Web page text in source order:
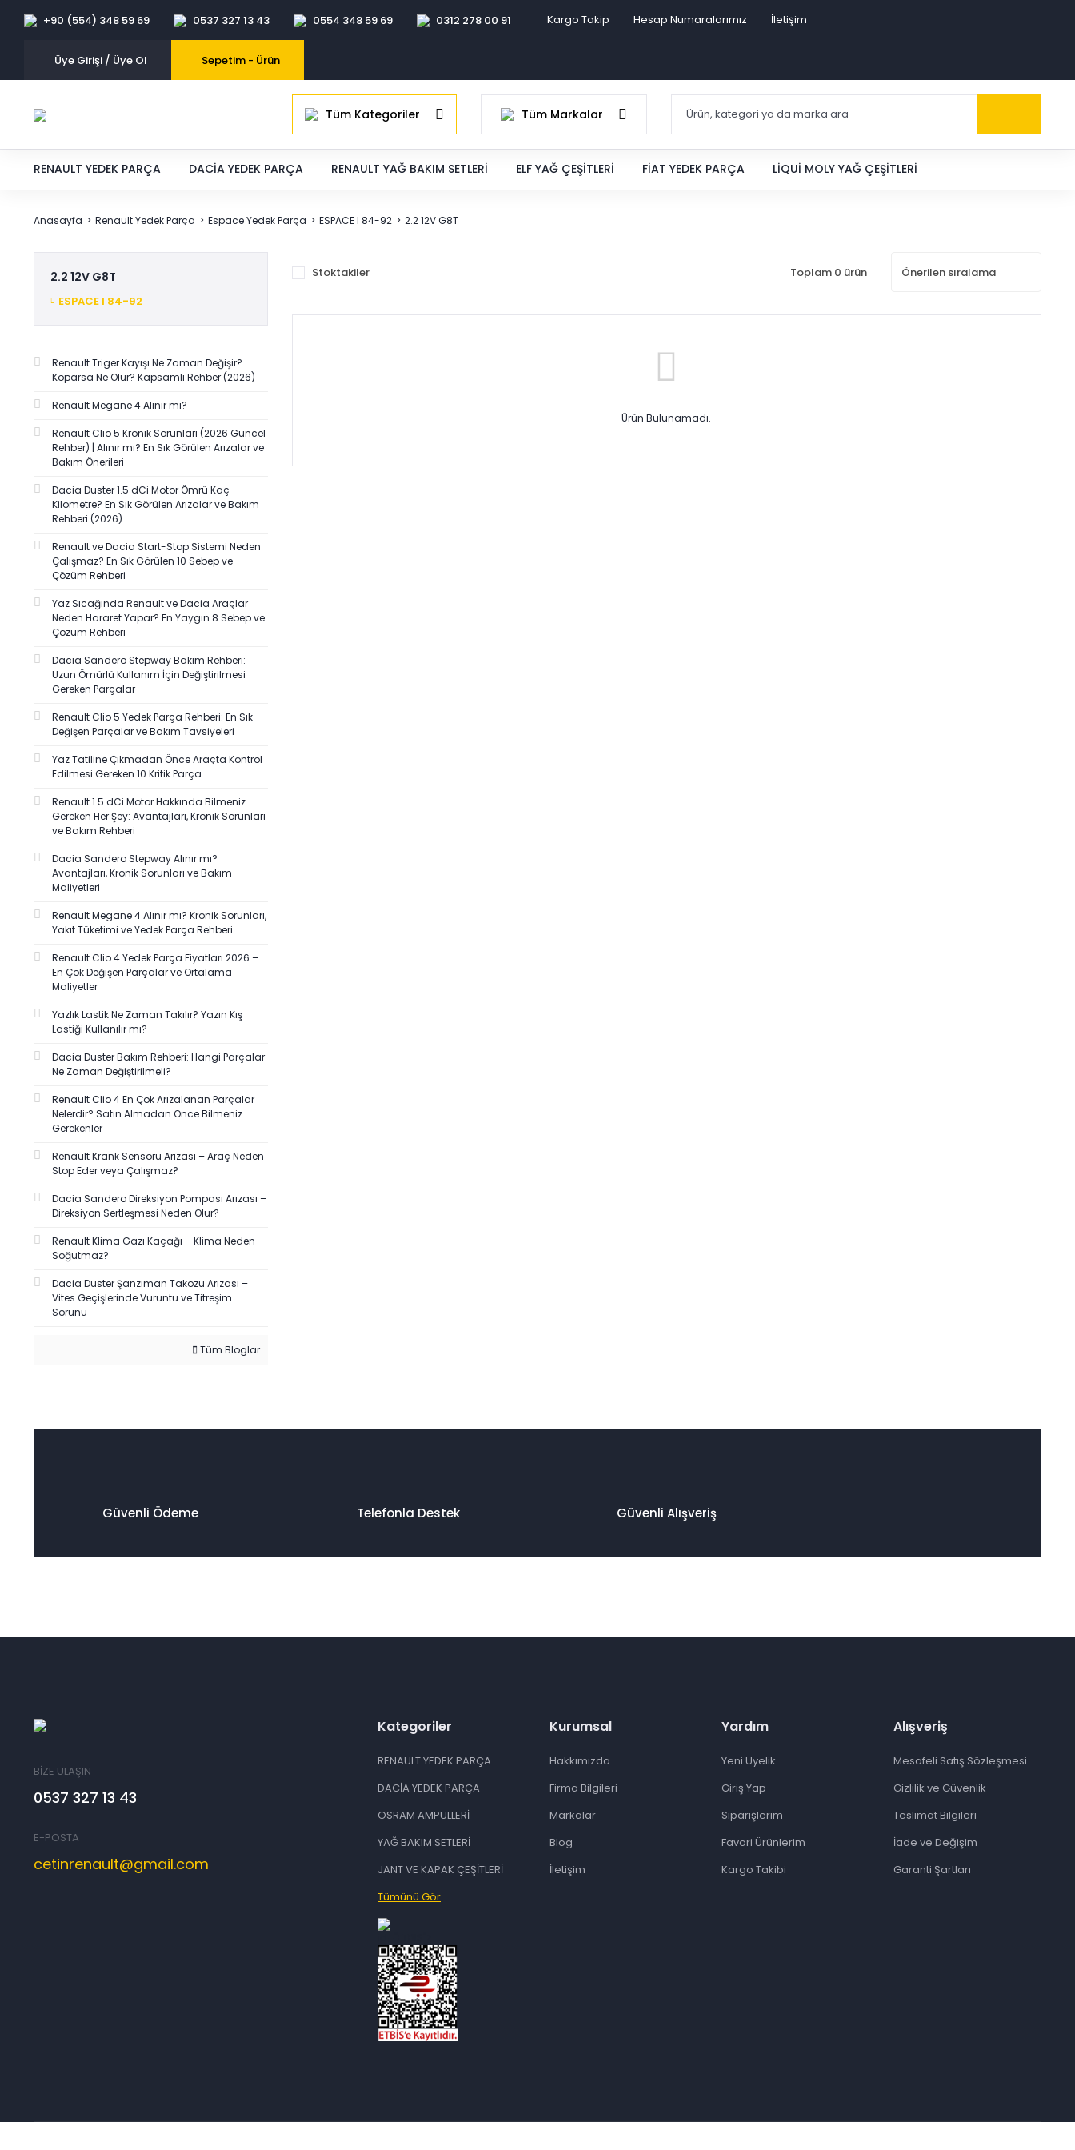
+90 (554) 348 59 69 0537 327 13 43 0554 348 59 69 0312 278 00 91 Kargo Takip Hesap Numaralarımız İletişim
Üye Girişi / Üye Ol Sepetim - Ürün
Tüm Kategoriler Tüm Markalar
RENAULT YEDEK PARÇA DACIA YEDEK PARÇA RENAULT YAĞ BAKIM SETLERI ELF YAĞ ÇEŞITLERI FIAT YEDEK PARÇA LIQUI MOLY YAĞ ÇEŞITLERI
Anasayfa Renault Yedek Parça Espace Yedek Parça ESPACE I 84-92 2.2 12V G8T
2.2 12V G8T
ESPACE I 84-92
Renault Triger Kayışı Ne Zaman Değişir?
Koparsa Ne Olur? Kapsamlı Rehber (2026)
Renault Megane 4 Alınır mı?
Renault Clio 5 Kronik Sorunları (2026 Güncel
Rehber) | Alınır mı? En Sık Görülen Arızalar ve
Bakım Önerileri
Dacia Duster 1.5 dCi Motor Ömrü Kaç
Kilometre? En Sık Görülen Arızalar ve Bakım
Rehberi (2026)
Renault ve Dacia Start-Stop Sistemi Neden
Çalışmaz? En Sık Görülen 10 Sebep ve
Çözüm Rehberi
Yaz Sıcağında Renault ve Dacia Araçlar
Neden Hararet Yapar? En Yaygın 8 Sebep ve
Çözüm Rehberi
Dacia Sandero Stepway Bakım Rehberi:
Uzun Ömürlü Kullanım İçin Değiştirilmesi
Gereken Parçalar
Renault Clio 5 Yedek Parça Rehberi: En Sık
Değişen Parçalar ve Bakım Tavsiyeleri
Yaz Tatiline Çıkmadan Önce Araçta Kontrol
Edilmesi Gereken 10 Kritik Parça
Renault 1.5 dCi Motor Hakkında Bilmeniz
Gereken Her Şey: Avantajları, Kronik Sorunları
ve Bakım Rehberi
Dacia Sandero Stepway Alınır mı?
Avantajları, Kronik Sorunları ve Bakım
Maliyetleri
Renault Megane 4 Alınır mı? Kronik Sorunları,
Yakıt Tüketimi ve Yedek Parça Rehberi
Renault Clio 4 Yedek Parça Fiyatları 2026 –
En Çok Değişen Parçalar ve Ortalama
Maliyetler
Yazlık Lastik Ne Zaman Takılır? Yazın Kış
Lastiği Kullanılır mı?
Dacia Duster Bakım Rehberi: Hangi Parçalar
Ne Zaman Değiştirilmeli?
Renault Clio 4 En Çok Arızalanan Parçalar
Nelerdir? Satın Almadan Önce Bilmeniz
Gerekenler
Renault Krank Sensörü Arızası – Araç Neden
Stop Eder veya Çalışmaz?
Dacia Sandero Direksiyon Pompası Arızası –
Direksiyon Sertleşmesi Neden Olur?
Renault Klima Gazı Kaçağı – Klima Neden
Soğutmaz?
Dacia Duster Şanzıman Takozu Arızası –
Vites Geçişlerinde Vuruntu ve Titreşim
Sorunu
Tüm Bloglar
Stoktakiler Toplam 0 ürün
Ürün Bulunamadı.
Güvenli Ödeme Telefonla Destek Güvenli Alışveriş
BİZE ULAŞIN
0537 327 13 43
E-POSTA
cetinrenault@gmail.com
Kategoriler
RENAULT YEDEK PARÇA
DACİA YEDEK PARÇA
OSRAM AMPULLERİ
YAĞ BAKIM SETLERİ
JANT VE KAPAK ÇEŞİTLERİ
Tümünü Gör
Kurumsal
Hakkımızda
Firma Bilgileri
Markalar
Blog
İletişim
Yardım
Yeni Üyelik
Giriş Yap
Siparişlerim
Favori Ürünlerim
Kargo Takibi
Alışveriş
Mesafeli Satış Sözleşmesi
Gizlilik ve Güvenlik
Teslimat Bilgileri
İade ve Değişim
Garanti Şartları